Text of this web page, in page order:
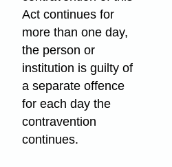
Act continues for
more than one day,
the person or
institution is guilty of
a separate offence
for each day the
contravention
continues.